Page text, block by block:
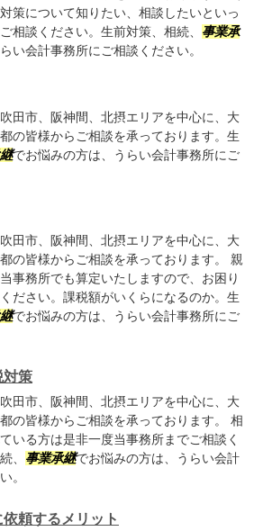
策について知りたい、相談したいといっ
相談ください。生前対策、相続、 事業承
い会計事務所にご相談ください。
田市、阪神間、北摂エリアを中心に、大
の皆様からご相談を承っております。生
でお悩みの方は、うらい会計事務所にご
田市、阪神間、北摂エリアを中心に、大
の皆様からご相談を承っております。 親
事務所でも算定いたしますので、お困り
ださい。課税額がいくらになるのか。生
でお悩みの方は、うらい会計事務所にご
対策
田市、阪神間、北摂エリアを中心に、大
の皆様からご相談を承っております。 相
いる方は是非一度当事務所までご相談く
、 事業承継でお悩みの方は、うらい会計
。
頼するメリット